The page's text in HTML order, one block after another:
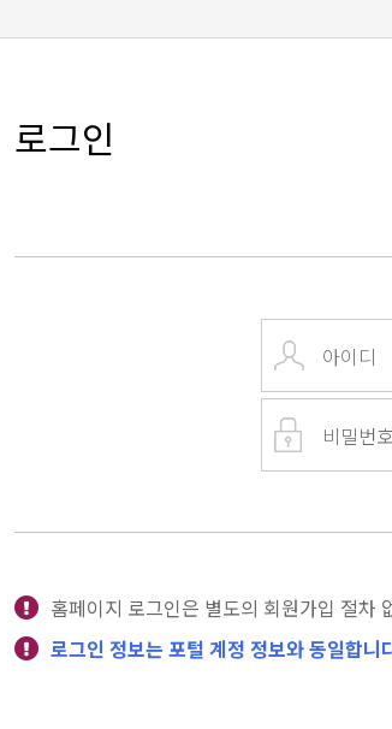
로그인
홈페이지 로그인은 별도의 회원가입 절차
로그인 정보는 포털 계정 정보와 동일합니